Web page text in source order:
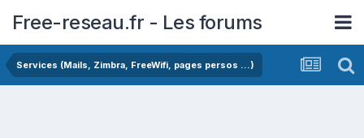
Free-reseau.fr - Les forums
Services (Mails, Zimbra, FreeWifi, pages persos ...)